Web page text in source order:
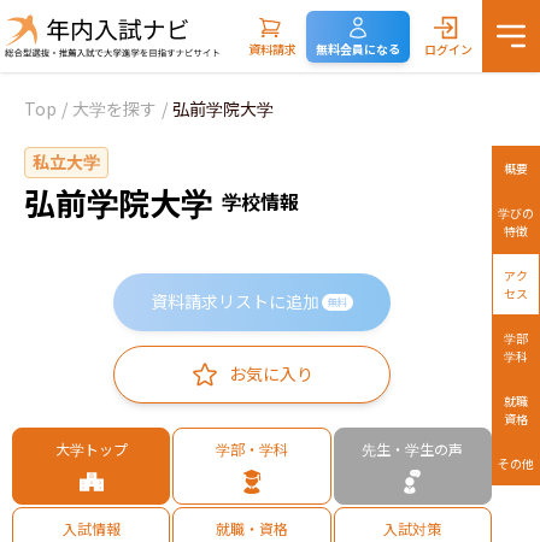
資料請求 無料会員になる ログイン
Top / 大学を探す / 弘前学院大学
私立大学
弘前学院大学 学校情報
資料請求リストに追加 無料
お気に入り
大学トップ 学部・学科 先生・学生の声
入試情報 就職・資格 入試対策
概要
学びの
特徴
アク
セス
学部
学科
就職
資格
その他